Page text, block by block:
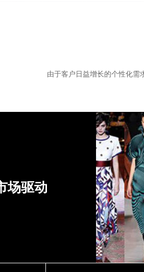
由于客户日益增长的个性化需
场驱动